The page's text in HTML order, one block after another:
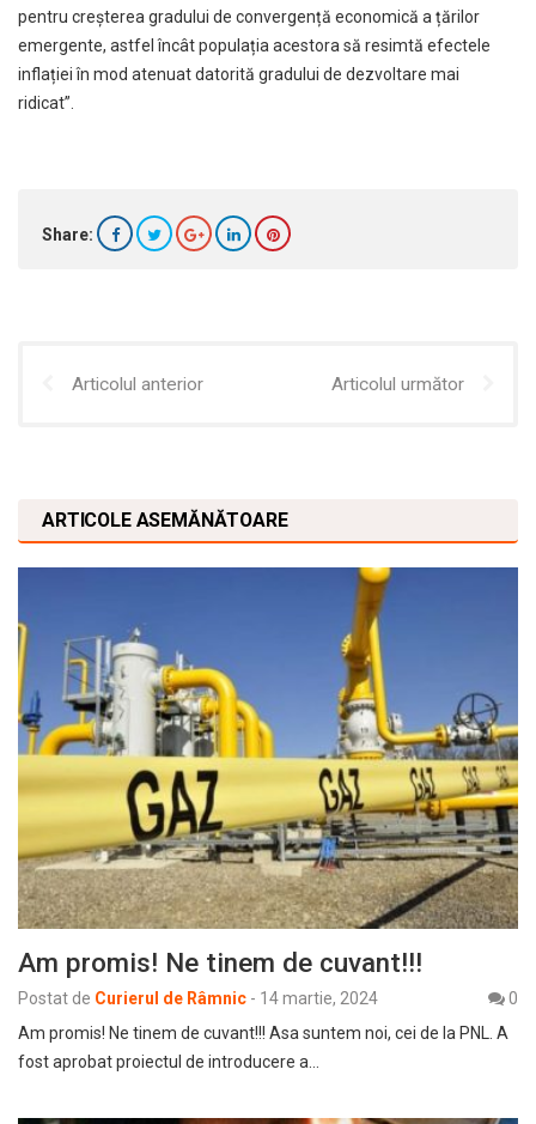
pentru creșterea gradului de convergență economică a țărilor
emergente, astfel încât populația acestora să resimtă efectele
inflației în mod atenuat datorită gradului de dezvoltare mai
ridicat”.
Share:
Articolul anterior Articolul următor
ARTICOLE ASEMĂNĂTOARE
Am promis! Ne tinem de cuvant!!!
Postat de Curierul de Râmnic - 14 martie, 2024
0
Am promis! Ne tinem de cuvant!!! Asa suntem noi, cei de la PNL. A
fost aprobat proiectul de introducere a…